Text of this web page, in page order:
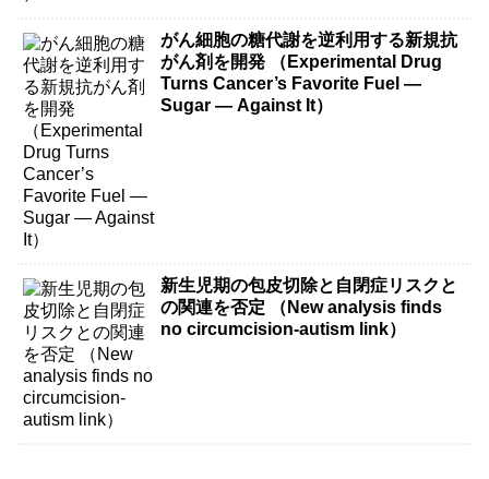
がん細胞の糖代謝を逆利用する新規抗
がん剤を開発 （Experimental Drug
Turns Cancer’s Favorite Fuel —
Sugar — Against It）
新生児期の包皮切除と自閉症リスクと
の関連を否定 （New analysis finds
no circumcision-autism link）